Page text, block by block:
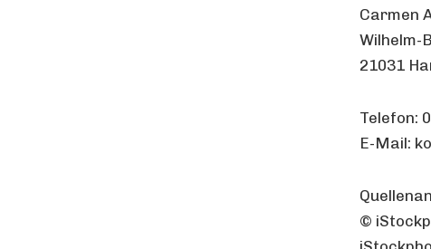
Carmen
Wilhelm-
21031
Telefon:
E-Mail:
©